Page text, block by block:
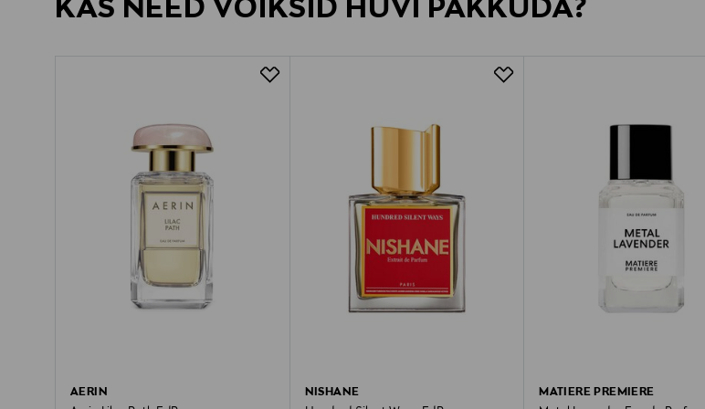
KAS NEED VÕIKSID HUVI PAKKUDA?
AERIN
NISHANE
MATIERE PREMIERE